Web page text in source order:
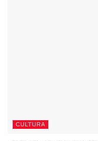
CULTURA